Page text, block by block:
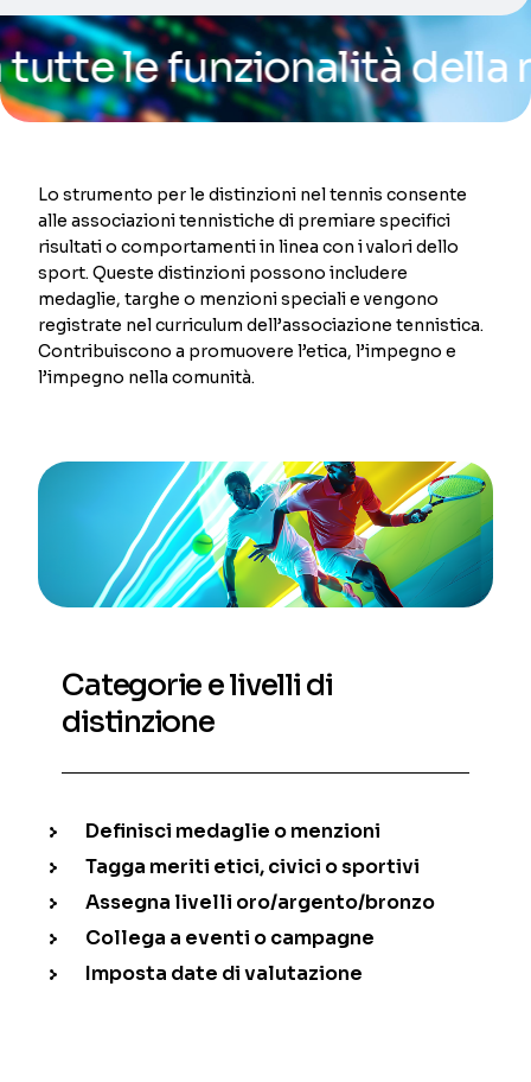
funzionalità della
Lo strumento per le distinzioni nel tennis consente
alle associazioni tennistiche di premiare specifici
risultati o comportamenti in linea con i valori dello
sport. Queste distinzioni possono includere
medaglie, targhe o menzioni speciali e vengono
registrate nel curriculum dell’associazione tennistica.
Contribuiscono a promuovere l’etica, l’impegno e
l’impegno nella comunità.
Categorie e livelli di
distinzione
Definisci medaglie o menzioni
Tagga meriti etici, civici o sportivi
Assegna livelli oro/argento/bronzo
Collega a eventi o campagne
Imposta date di valutazione